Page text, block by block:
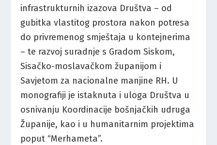
infrastrukturnih izazova Društva – od
gubitka vlastitog prostora nakon potresa
do privremenog smještaja u kontejnerima
– te razvoj suradnje s Gradom Siskom,
Sisačko-moslavačkom županijom i
Savjetom za nacionalne manjine RH. U
monografiji je istaknuta i uloga Društva u
osnivanju Koordinacije bošnjačkih udruga
Županije, kao i u humanitarnim projektima
poput “Merhameta”.